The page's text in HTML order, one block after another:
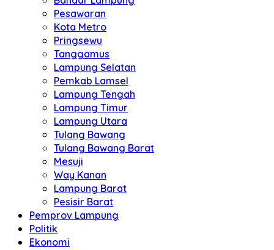
Pesawaran
Kota Metro
Pringsewu
Tanggamus
Lampung Selatan
Pemkab Lamsel
Lampung Tengah
Lampung Timur
Lampung Utara
Tulang Bawang
Tulang Bawang Barat
Mesuji
Way Kanan
Lampung Barat
Pesisir Barat
Pemprov Lampung
Politik
Ekonomi